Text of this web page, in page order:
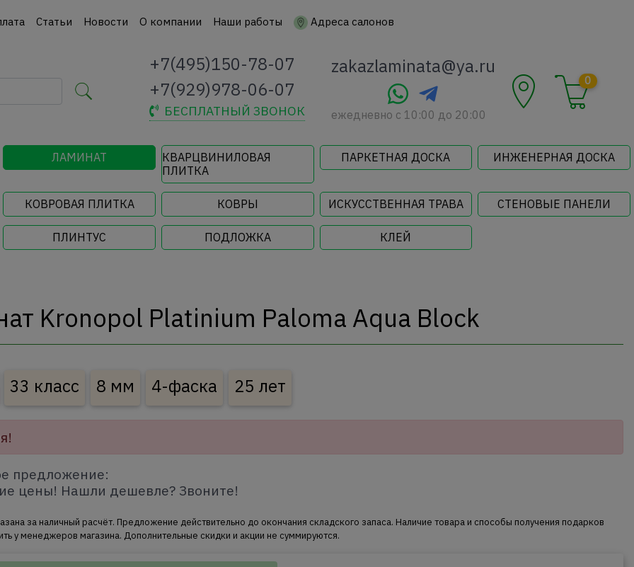
Статьи Новости О компании Наши работы Адреса салонов
+7(495)150-78-07
+7(929)978-06-07
БЕСПЛАТНЫЙ ЗВОНОК
zakazlaminata@ya.ru
ежедневно c 10:00 до 20:00
0
ЛАМИНАТ
КВАРЦВИНИЛОВАЯ
ПЛИТКА
ПАРКЕТНАЯ ДОСКА ИНЖЕНЕРНАЯ ДОСКА
КОВРОВАЯ ПЛИТКА КОВРЫ ИСКУССТВЕННАЯ ТРАВА СТЕНОВЫЕ ПАНЕЛИ
ПЛИНТУС ПОДЛОЖКА КЛЕЙ
Kronopol Platinium Paloma Aqua Block
33 класс 8 мм 4-фаска 25 лет
предложение:
цены! Нашли дешевле? Звоните!
за наличный расчёт. Предложение действительно до окончания складского запаса. Наличие товара и способы получения подарков
у менеджеров магазина. Дополнительные скидки и акции не суммируются.